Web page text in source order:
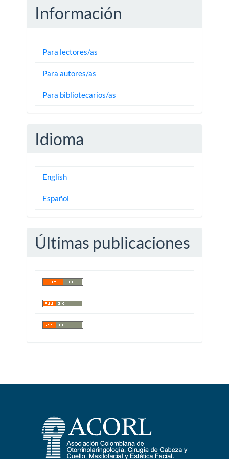
Información
Para lectores/as
Para autores/as
Para bibliotecarios/as
Idioma
English
Español
Últimas publicaciones